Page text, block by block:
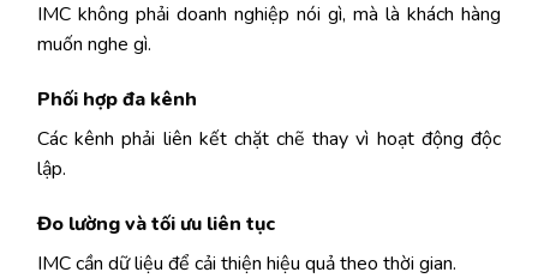
IMC không phải doanh nghiệp nói gì, mà là khách hàng
muốn nghe gì.
Phối hợp đa kênh
Các kênh phải liên kết chặt chẽ thay vì hoạt động độc
lập.
Đo lường và tối ưu liên tục
IMC cần dữ liệu để cải thiện hiệu quả theo thời gian.